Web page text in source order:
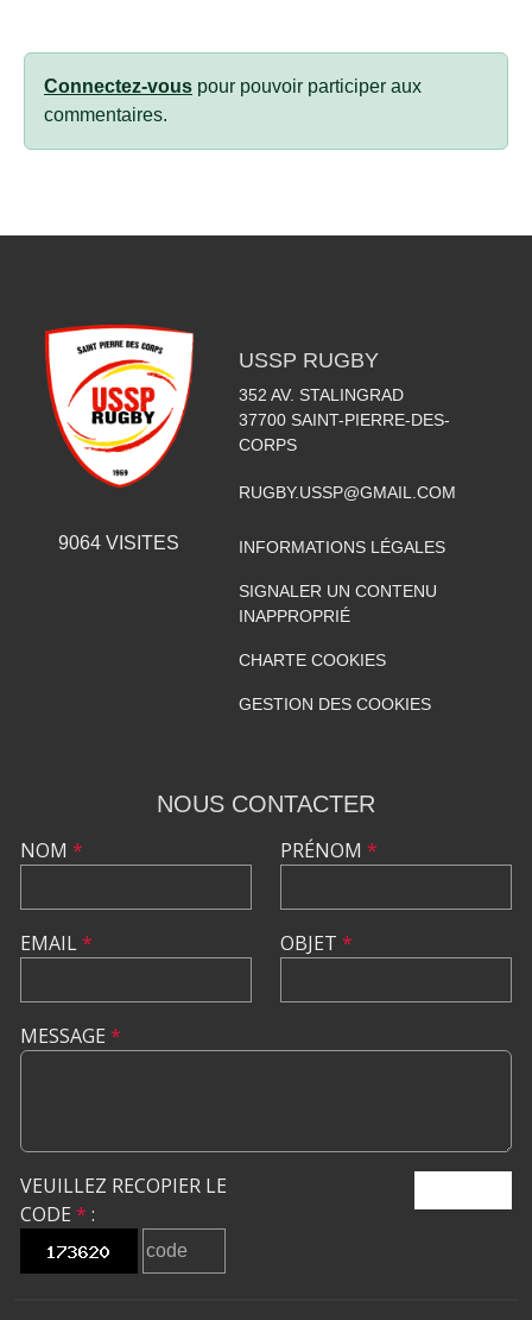
Connectez-vous pour pouvoir participer aux
commentaires.
9064 VISITES
USSP RUGBY
352 AV. STALINGRAD
37700 SAINT-PIERRE-DES-
CORPS
RUGBY.USSP@GMAIL.COM
INFORMATIONS LÉGALES
SIGNALER UN CONTENU
INAPPROPRIÉ
CHARTE COOKIES
GESTION DES COOKIES
NOUS CONTACTER
NOM *
EMAIL*
PRÉNOM *
OBJET *
MESSAGE *
VEUILLEZ RECOPIER LE
CODE * :